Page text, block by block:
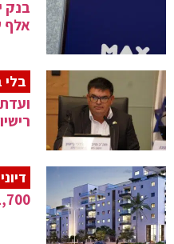
בלי
1,700 דירות חדשות לדיור